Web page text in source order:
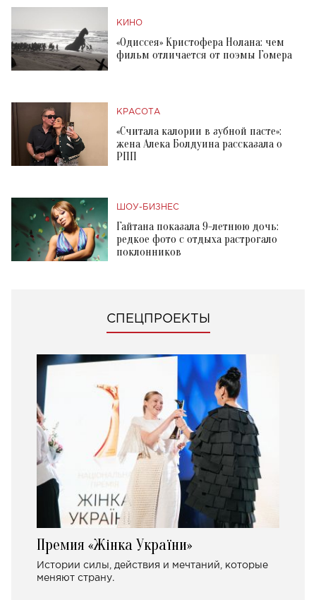
КИНО
«Одиссея» Кристофера Нолана: чем
фильм отличается от поэмы Гомера
КРАСОТА
«Считала калории в зубной пасте»:
жена Алека Болдуина рассказала о
РПП
ШОУ-БИЗНЕС
Гайтана показала 9-летнюю дочь:
редкое фото с отдыха растрогало
поклонников
СПЕЦПРОЕКТЫ
Премия «Жінка України»
Истории силы, действия и мечтаний, которые
меняют страну.